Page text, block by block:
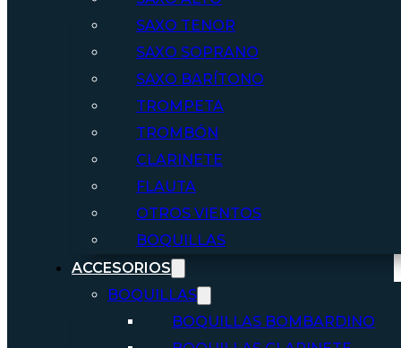
SAXO TENOR
SAXO SOPRANO
SAXO BARÍTONO
TROMPETA
TROMBÓN
CLARINETE
FLAUTA
OTROS VIENTOS
BOQUILLAS
ACCESORIOS
BOQUILLAS
BOQUILLAS BOMBARDINO